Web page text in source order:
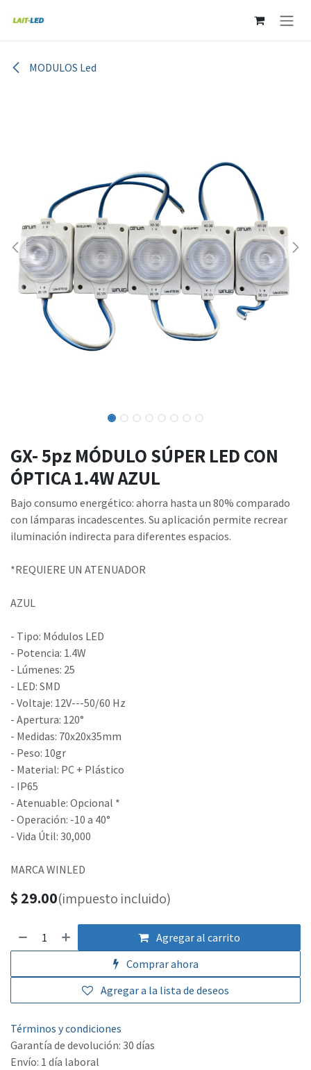
MODULOS Led
GX- 5pz MÓDULO SÚPER LED CON
ÓPTICA 1.4W AZUL
Bajo consumo energético: ahorra hasta un 80% comparado
con lámparas incadescentes. Su aplicación permite recrear
iluminación indirecta para diferentes espacios.
*REQUIERE UN ATENUADOR
AZUL
- Tipo: Módulos LED
- Potencia: 1.4W
- Lúmenes: 25
- LED: SMD
- Voltaje: 12V---50/60 Hz
- Apertura: 120°
- Medidas: 70x20x35mm
- Peso: 10gr
- Material: PC + Plástico
- IP65
- Atenuable: Opcional *
- Operación: -10 a 40°
- Vida Útil: 30,000
MARCA WINLED
$ 29.00(impuesto incluido)
Agregar al carrito
Comprar ahora
Agregar a la lista de deseos
Términos y condiciones
Garantía de devolución: 30 días
Envío: 1 día laboral